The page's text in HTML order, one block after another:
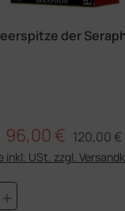
der
Verkaufspreis:
96,00 € 120,00 €
inkl. USt. zzgl.
Anzahl: Gib